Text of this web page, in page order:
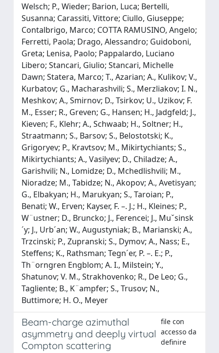
Welsch; P., Wieder; Barion, Luca; Bertelli,
Susanna; Carassiti, Vittore; Ciullo, Giuseppe;
Contalbrigo, Marco; COTTA RAMUSINO, Angelo;
Ferretti, Paola; Drago, Alessandro; Guidoboni,
Greta; Lenisa, Paolo; Pappalardo, Luciano
Libero; Stancari, Giulio; Stancari, Michelle
Dawn; Statera, Marco; T., Azarian; A., Kulikov; V.,
Kurbatov; G., Macharashvili; S., Merzliakov; I. N.,
Meshkov; A., Smirnov; D., Tsirkov; U., Uzikov; F.
M., Esser; R., Greven; G., Hansen; H., Jadgfeld; J.,
Kieven; F., Klehr; A., Schwaab; H., Soltner; H.,
Straatmann; S., Barsov; S., Belostotski; K.,
Grigoryev; P., Kravtsov; M., Mikirtychiants; S.,
Mikirtychiants; A., Vasilyev; D., Chiladze; A.,
Garishvili; N., Lomidze; D., Mchedlishvili; M.,
Nioradze; M., Tabidze; N., Akopov; A., Avetisyan;
G., Elbakyan; H., Marukyan; S., Taroian; P.,
Benati; W., Erven; Kayser, F. –. J.; H., Kleines; P.,
W¨ustner; D., Bruncko; J., Ferencei; J., Muˇsinsk
´y; J., Urb´an; W., Augustyniak; B., Marianski; A.,
Trzcinski; P., Zupranski; S., Dymov; A., Nass; E.,
Steffens; K., Rathsman; Tegn´er, P. –. E.; P.,
Th¨orngren Engblom; A. I., Milstein; Y.,
Shatunov; V. M., Strakhovenko; R., De Leo; G.,
Tagliente; B., K¨ampfer; S., Trusov; N.,
Buttimore; H. O., Meyer
Beam-charge azimuthal
asymmetry and deeply virtual
Compton scattering
file con
accesso da
definire